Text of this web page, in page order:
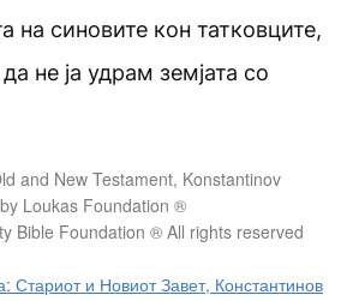
на синовите кон татковците,
не ја удрам земјата со
and New Testament, Konstantinov
Loukas Foundation ®
Bible Foundation ® All rights reserved
Стариот и Новиот Завет, Константинов